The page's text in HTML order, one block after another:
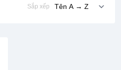
Sắp xếp